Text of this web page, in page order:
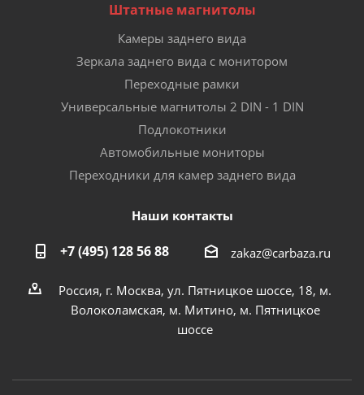
Штатные магнитолы
Камеры заднего вида
Зеркала заднего вида с монитором
Переходные рамки
Универсальные магнитолы 2 DIN - 1 DIN
Подлокотники
Автомобильные мониторы
Переходники для камер заднего вида
Наши контакты
+7 (495) 128 56 88 zakaz@carbaza.ru
Россия, г. Москва, ул. Пятницкое шоссе, 18, м.
Волоколамская, м. Митино, м. Пятницкое
шоссе